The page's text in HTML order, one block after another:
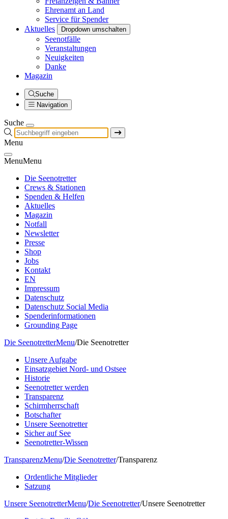
Ehrenamt an Land
Service für Spender
Aktuelles
Dropdown umschalten
Seenotfälle
Veranstaltungen
Neuigkeiten
Danke
Magazin
Suche
Navigation
Suche
Menu
MenuMenu
Die Seenotretter
Crews & Stationen
Spenden & Helfen
Aktuelles
Magazin
Notfall
Newsletter
Presse
Shop
Jobs
Kontakt
EN
Impressum
Datenschutz
Datenschutz Social Media
Spenderinformationen
Grounding Page
Die SeenotretterMenu/Die Seenotretter
Unsere Aufgabe
Einsatzgebiet Nord- und Ostsee
Historie
Seenotretter werden
Transparenz
Schirmherrschaft
Botschafter
Unsere Seenotretter
Sicher auf See
Seenotretter-Wissen
TransparenzMenu/Die Seenotretter/Transparenz
Ordentliche Mitglieder
Satzung
Unsere SeenotretterMenu/Die Seenotretter/Unsere Seenotretter